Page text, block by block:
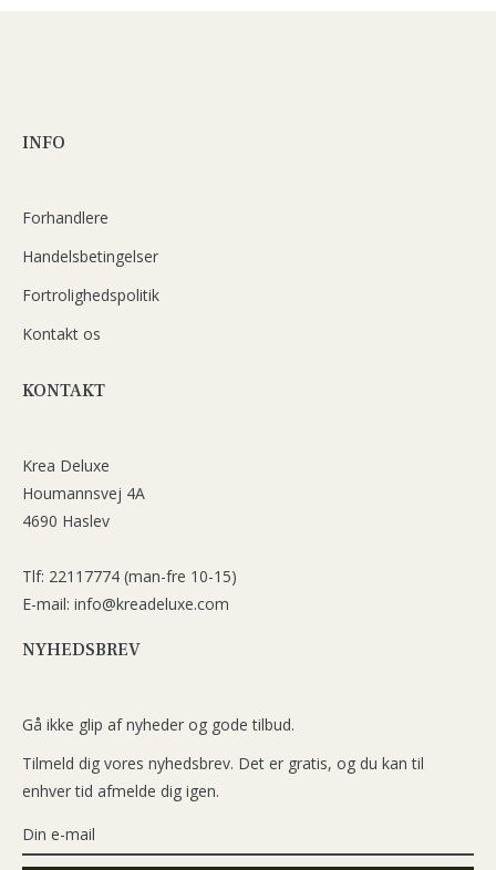
INFO
Forhandlere
Handelsbetingelser
Fortrolighedspolitik
Kontakt os
KONTAKT
Krea Deluxe
Houmannsvej 4A
4690 Haslev
Tlf: 22117774 (man-fre 10-15)
E-mail: info@kreadeluxe.com
NYHEDSBREV
Gå ikke glip af nyheder og gode tilbud.
Tilmeld dig vores nyhedsbrev. Det er gratis, og du kan til
enhver tid afmelde dig igen.